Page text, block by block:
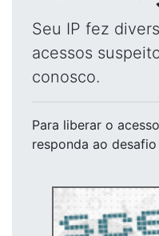
Seu IP fez
acessos
conosco.
Para liberar o acesso
responda ao